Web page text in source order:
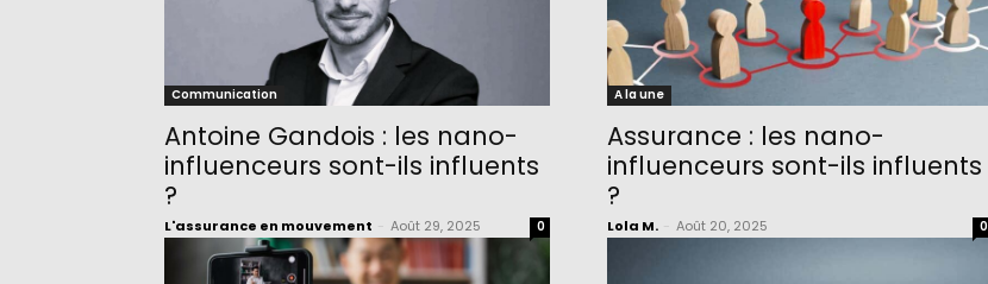
Communication
Antoine Gandois : les nano-
influenceurs sont-ils influents
?
L'assurance en mouvement Août 29, 2025 0
A la une
Assurance : les nano-
influenceurs sont-ils influents
?
Lola M. Août 20, 2025 0